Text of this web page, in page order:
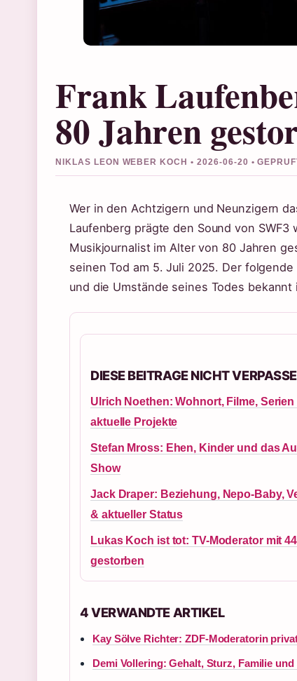
Frank
80 Jahren
NIKLAS LEON WEBER KOCH • 2026-06-20 •
Wer in den Achtzigern und Neunzigern
Laufenberg prägte den Sound von
Musikjournalist im Alter von 80 Jahren
seinen Tod am 5. Juli 2025. Der
und die Umstände seines Todes
DIESE BEITRAGE NICHT
Ulrich Noethen: Wohnort, Filme, Serien
aktuelle Projekte
Stefan Mross: Ehen, Kinder und das
Show
Jack Draper: Beziehung, Nepo-Baby,
& aktueller Status
Lukas Koch ist tot: TV-Moderator mit
gestorben
4 VERWANDTE ARTIKEL
Kay Sölve Richter: ZDF-Moderatorin
Demi Vollering: Gehalt, Sturz, Familie und